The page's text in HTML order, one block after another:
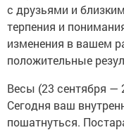
с друзьями и
терпения и
изменения в вашем
положительные
Весы (23 сентября —
Сегодня ваш
пошатнуться.